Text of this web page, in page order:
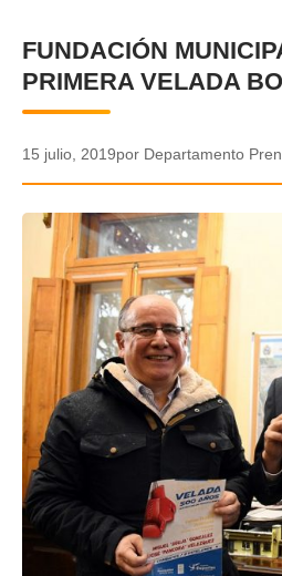
DEPORTES
POLICIAL
AUDIOS
VIDEOS
GALERIA DE FOTOS
APP MÓVIL
✕
FUNDACIÓN
PRIMERA VELADA
15 julio, 2019por Departamento